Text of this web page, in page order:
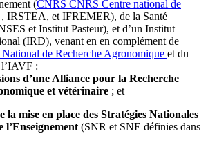
(CNRS CNRS Centre national de
, IRSTEA, et IFREMER), de la Santé
et Institut Pasteur), et d’un Institut
(IRD), venant en en complément de
de Recherche Agronomique et du
:
d’une Alliance pour la Recherche
et vétérinaire ; et
la mise en place des Stratégies Nationales
l’Enseignement (SNR et SNE définies dans